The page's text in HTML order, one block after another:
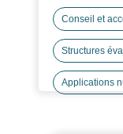
Conseil et
Structures
Applications